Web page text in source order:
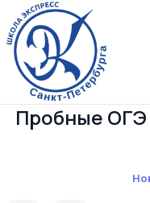
Пробные ОГЭ